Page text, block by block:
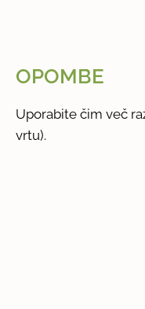
OPOMBE
Uporabite čim več
vrtu).